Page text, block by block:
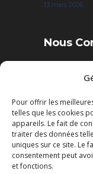
Pour offrir les
telles que les cookies
appareils. Le fait de
traiter des données
uniques sur ce site. Le
consentement peut
et fonctions.
13 mars 2026
Nous
4 Rue des
Tél. : 02 51
Fax : 02 51
Mail: